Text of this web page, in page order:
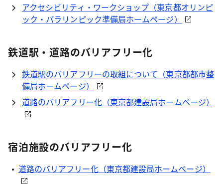
アクセシビリティ・ワークショップ（東京都オリンピ
ック・パラリンピック準備局ホームページ）
鉄道駅・道路のバリアフリー化
鉄道駅のバリアフリーの取組について（東京都都市整
備局ホームページ）
道路のバリアフリー化（東京都建設局ホームページ）
宿泊施設のバリアフリー化
道路のバリアフリー化（東京都建設局ホームページ）